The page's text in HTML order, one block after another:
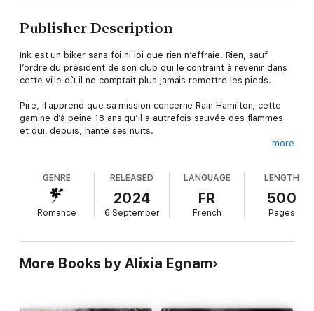
Publisher Description
Ink est un biker sans foi ni loi que rien n’effraie. Rien, sauf
l’ordre du président de son club qui le contraint à revenir dans
cette ville où il ne comptait plus jamais remettre les pieds.
Pire, il apprend que sa mission concerne Rain Hamilton, cette
gamine d’à peine 18 ans qu’il a autrefois sauvée des flammes
et qui, depuis, hante ses nuits.
qu'une chose : régner en maître absolu sur la région et
s'amuser avec elle, de gré ou de force.
La façade conciliante de Rain cache en réalité bien des choses,
sexy pourrait mettre à mal les plans qu’elle a en tête.
Pourtant, lorsque Ink l’arrache des griffes de son tortionnaire,
Rendre les armes et dévoiler ses secrets demande du
more
GENRE
Romance
RELEASED
2024
6 September
LANGUAGE
FR
French
LENGTH
500
Pages
More Books by Alixia Egnam